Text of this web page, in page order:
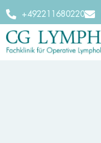
+492211680220